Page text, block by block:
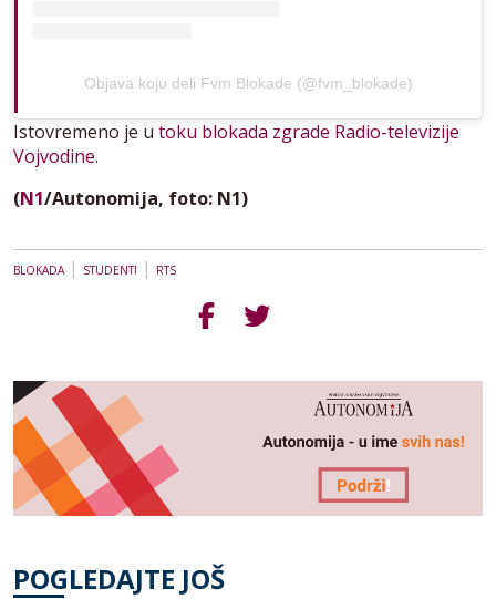
Objava koju deli Fvm Blokade (@fvm_blokade)
Istovremeno je u toku blokada zgrade Radio-televizije
Vojvodine.
(N1/Autonomija, foto: N1)
BLOKADA| STUDENTI | RTS
POGLEDAJTE JOŠ